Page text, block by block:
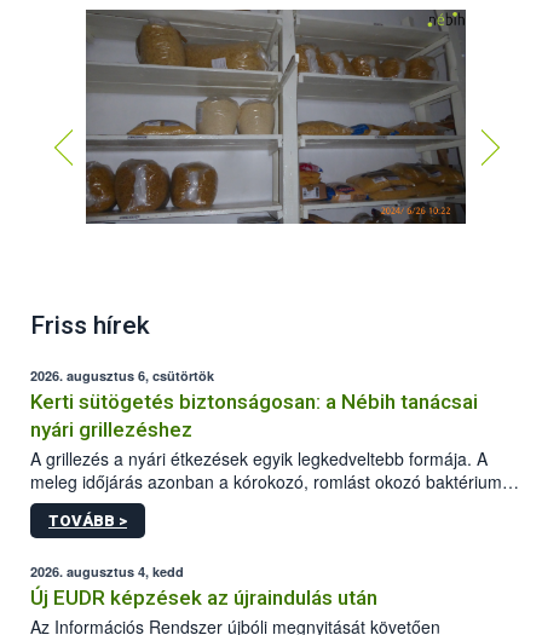
Friss hírek
2026. augusztus 6, csütörtök
Kerti sütögetés biztonságosan: a Nébih tanácsai
nyári grillezéshez
A grillezés a nyári étkezések egyik legkedveltebb formája. A
meleg időjárás azonban a kórokozó, romlást okozó baktériumok
gyorsabb szaporodásának is kedvez. A szabadtéri sütögetés
ezért nem csupán a megfelelő sütési technikáról szól: legalább
higiéniai szabályok betartása, a megfelelő hőkezelés, valamint a
maradékok szakszerű tárolása. A Nemzeti Élelmiszerlánc-
biztonsági Hivatal (Nébih) Oktatási Programja összegyűjtötte a
TOVÁBB >
2026. augusztus 4, kedd
Új EUDR képzések az újraindulás után
Az Információs Rendszer újbóli megnyitását követően